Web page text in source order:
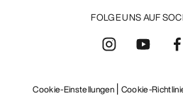
FOLGE UNS AUF
Cookie-Einstellungen Cookie-